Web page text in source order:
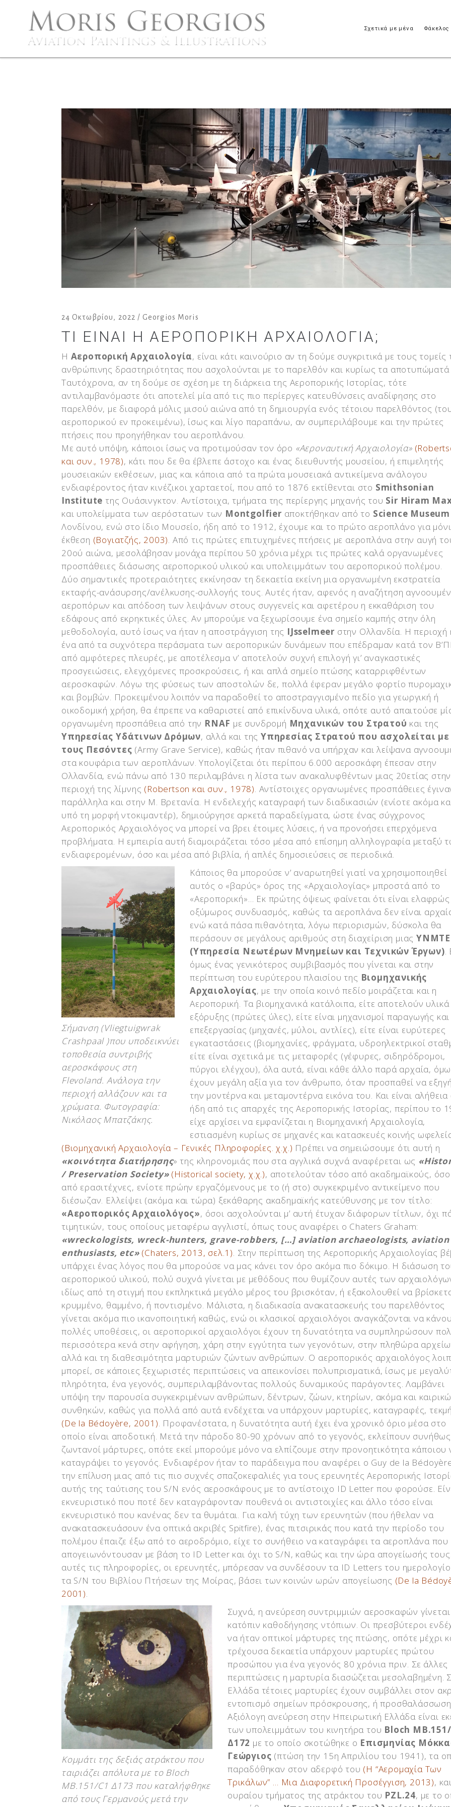
Σχετικά με μένα
24 Οκτωβρίου, 2022 Georgios Moris
ΤΙ ΕΊΝΑΙ Η ΑΕΡΟΠΟΡΙΚΉ ΑΡΧΑΙΟΛΟΓΊΑ;
Η Αεροπορική Αρχαιολογία, είναι κάτι καινούριο αν τη δούμε συγκριτικά με τους τομείς
ανθρώπινης δραστηριότητας που ασχολούνται με το παρελθόν και κυρίως τα αποτυπώματά
Ταυτόχρονα, αν τη δούμε σε σχέση με τη διάρκεια της Αεροπορικής Ιστορίας, τότε
αντιλαμβανόμαστε ότι αποτελεί μία από τις πιο περίεργες κατευθύνσεις αναδίφησης στο
παρελθόν, με διαφορά μόλις μισού αιώνα από τη δημιουργία ενός τέτοιου παρελθόντος
αεροπορικού εν προκειμένω), ίσως και λίγο παραπάνω, αν συμπεριλάβουμε και την πρώτες
πτήσεις που προηγήθηκαν του αεροπλάνου.
Με αυτό υπόψη, κάποιοι ίσως να προτιμούσαν τον όρο «Αεροναυτική Αρχαιολογία»
και συν., 1978), κάτι που δε θα έβλεπε άστοχο και ένας διευθυντής μουσείου, ή επιμελητής
μουσειακών εκθέσεων, μιας και κάποια από τα πρώτα μουσειακά αντικείμενα ανάλογου
ενδιαφέροντος ήταν κινέζικοι χαρταετοί, που από το 1876 εκτίθενται στο Smithsonian
Institute της Ουάσινγκτον. Αντίστοιχα, τμήματα της περίεργης μηχανής του Sir Hiram
και υπολείμματα των αερόστατων των Montgolfier αποκτήθηκαν από το Science Museum
Λονδίνου, ενώ στο ίδιο Μουσείο, ήδη από το 1912, έχουμε και το πρώτο αεροπλάνο για
έκθεση (Βογιατζής, 2003). Από τις πρώτες επιτυχημένες πτήσεις με αεροπλάνα στην αυγή
20ού αιώνα, μεσολάβησαν μονάχα περίπου 50 χρόνια μέχρι τις πρώτες καλά οργανωμένες
προσπάθειες διάσωσης αεροπορικού υλικού και υπολειμμάτων του αεροπορικού πολέμου.
Δύο σημαντικές προτεραιότητες εκκίνησαν τη δεκαετία εκείνη μια οργανωμένη εκστρατεία
εκταφής-ανάσυρσης/ανέλκυσης-συλλογής τους. Αυτές ήταν, αφενός η αναζήτηση
αεροπόρων και απόδοση των λειψάνων στους συγγενείς και αφετέρου η εκκαθάριση του
εδάφους από εκρηκτικές ύλες. Αν μπορούμε να ξεχωρίσουμε ένα σημείο καμπής στην όλη
μεθοδολογία, αυτό ίσως να ήταν η αποστράγγιση της IJsselmeer στην Ολλανδία. Η περιοχή
ένα από τα συχνότερα περάσματα των αεροπορικών δυνάμεων που επέδραμαν κατά τον
από αμφότερες πλευρές, με αποτέλεσμα ν’ αποτελούν συχνή επιλογή γι’ αναγκαστικές
προσγειώσεις, ελεγχόμενες προσκρούσεις, ή και απλά σημείο πτώσης καταρριφθέντων
αεροσκαφών. Λόγω της φύσεως των αποστολών δε, πολλά έφεραν μεγάλο φορτίο
και βομβών. Προκειμένου λοιπόν να παραδοθεί το αποστραγγισμένο πεδίο για γεωργική ή
οικοδομική χρήση, θα έπρεπε να καθαριστεί από επικίνδυνα υλικά, οπότε αυτό απαιτούσε
οργανωμένη προσπάθεια από την RNAF με συνδρομή Μηχανικών του Στρατού και της
Υπηρεσίας Υδάτινων Δρόμων, αλλά και τηςΥπηρεσίας Στρατού που ασχολείται με
τους Πεσόντες (Army Grave Service), καθώς ήταν πιθανό να υπήρχαν και λείψανα
στα κουφάρια των αεροπλάνων. Υπολογίζεται ότι περίπου 6.000 αεροσκάφη έπεσαν στην
Ολλανδία, ενώ πάνω από 130 περιλαμβάνει η λίστα των ανακαλυφθέντων μιας 20ετίας στην
περιοχή της λίμνης (Robertson και συν., 1978). Αντίστοιχες οργανωμένες προσπάθειες
παράλληλα και στην Μ. Βρετανία. Η ενδελεχής καταγραφή των διαδικασιών (ενίοτε ακόμα
υπό τη μορφή ντοκιμαντέρ), δημιούργησε αρκετά παραδείγματα, ώστε ένας σύγχρονος
Αεροπορικός Αρχαιολόγος να μπορεί να βρει έτοιμες λύσεις, ή να προνοήσει επερχόμενα
προβλήματα. Η εμπειρία αυτή διαμοιράζεται τόσο μέσα από επίσημη αλληλογραφία μεταξύ
ενδιαφερομένων, όσο και μέσα από βιβλία, ή απλές δημοσιεύσεις σε περιοδικά.
Σήμανση (Vliegtuigwrak
Crashpaal )που υποδεικνύει
τοποθεσία συντριβής
αεροσκάφους στη
Flevoland. Ανάλογα την
περιοχή αλλάζουν και τα
χρώματα. Φωτογραφία:
Νικόλαος Μπατζάκης.
Κάποιος θα μπορούσε ν’ αναρωτηθεί γιατί να χρησιμοποιηθεί
αυτός ο «βαρύς» όρος της «Αρχαιολογίας» μπροστά από το
«Αεροπορική»… Εκ πρώτης όψεως φαίνεται ότι είναι ελαφρώς
οξύμωρος συνδυασμός, καθώς τα αεροπλάνα δεν είναι
ενώ κατά πάσα πιθανότητα, λόγω περιορισμών, δύσκολα θα
περάσουν σε μεγάλους αριθμούς στη διαχείριση μιας ΥΝΜΤΕ
(Υπηρεσία Νεωτέρων Μνημείων και Τεχνικών Έργων).
όμως ένας γενικότερος συμβιβασμός που γίνεται και στην
περίπτωση του ευρύτερου πλαισίου της Βιομηχανικής
Αρχαιολογίας, με την οποία κοινό πεδίο μοιράζεται και η
Αεροπορική. Tα βιομηχανικά κατάλοιπα, είτε αποτελούν υλικά
εξόρυξης (πρώτες ύλες), είτε είναι μηχανισμοί παραγωγής και
επεξεργασίας (μηχανές, μύλοι, αντλίες), είτε είναι ευρύτερες
εγκαταστάσεις (βιομηχανίες, φράγματα, υδροηλεκτρικοί
είτε είναι σχετικά με τις μεταφορές (γέφυρες, σιδηρόδρομοι,
πύργοι ελέγχου), όλα αυτά, είναι κάθε άλλο παρά αρχαία,
έχουν μεγάλη αξία για τον άνθρωπο, όταν προσπαθεί να
την μοντέρνα και μεταμοντέρνα εικόνα του. Και είναι αλήθεια
ήδη από τις απαρχές της Αεροπορικής Ιστορίας, περίπου το
είχε αρχίσει να εμφανίζεται η Βιομηχανική Αρχαιολογία,
εστιασμένη κυρίως σε μηχανές και κατασκευές κοινής
(Βιομηχανική Αρχαιολογία – Γενικές Πληροφορίες. χ.χ.) Πρέπει να σημειώσουμε ότι αυτή η
«κοινότητα διατήρησης» της κληρονομιάς που στα αγγλικά συχνά αναφέρεται ως
/ Preservation Society» (Historical society, χ.χ.), αποτελούταν τόσο από ακαδημαϊκούς, όσο
από ερασιτέχνες, ενίοτε πρώην εργαζόμενους με το (ή στο) συγκεκριμένο αντικείμενο που
διέσωζαν. Ελλείψει (ακόμα και τώρα) ξεκάθαρης ακαδημαϊκής κατεύθυνσης με τον τίτλο:
«Αεροπορικός Αρχαιολόγος», όσοι ασχολούνται μ’ αυτή έτυχαν διάφορων τίτλων, όχι
τιμητικών, τους οποίους μεταφέρω αγγλιστί, όπως τους αναφέρει ο Chaters Graham:
«wreckologists, wreck-hunters, grave-robbers, […] aviation archaeologists, aviation
enthusiasts, etc» (Chaters, 2013, σελ.1). Στην περίπτωση της Αεροπορικής Αρχαιολογίας
υπάρχει ένας λόγος που θα μπορούσε να μας κάνει τον όρο ακόμα πιο δόκιμο. Η διάσωση
αεροπορικού υλικού, πολύ συχνά γίνεται με μεθόδους που θυμίζουν αυτές των
ιδίως από τη στιγμή που εκπληκτικά μεγάλο μέρος του βρισκόταν, ή εξακολουθεί να
κρυμμένο, θαμμένο, ή ποντισμένο. Μάλιστα, η διαδικασία ανακατασκευής του παρελθόντος
γίνεται ακόμα πιο ικανοποιητική καθώς, ενώ οι κλασικοί αρχαιολόγοι αναγκάζονται να
πολλές υποθέσεις, οι αεροπορικοί αρχαιολόγοι έχουν τη δυνατότητα να συμπληρώσουν
περισσότερα κενά στην αφήγηση, χάρη στην εγγύτητα των γεγονότων, στην πληθώρα
αλλά και τη διαθεσιμότητα μαρτυριών ζώντων ανθρώπων. Ο αεροπορικός αρχαιολόγος
μπορεί, σε κάποιες ξεχωριστές περιπτώσεις να απεικονίσει πολυπρισματικά, ίσως με
πληρότητα, ένα γεγονός, συμπεριλαμβάνοντας πολλούς δυναμικούς παράγοντες. Λαμβάνει
υπόψη την παρουσία συγκεκριμένων ανθρώπων, δέντρων, ζώων, κτηρίων, ακόμα και
συνθηκών, καθώς για πολλά από αυτά ενδέχεται να υπάρχουν μαρτυρίες, καταγραφές,
(De la Bédoyère, 2001). Προφανέστατα, η δυνατότητα αυτή έχει ένα χρονικό όριο μέσα στο
οποίο είναι αποδοτική. Μετά την πάροδο 80-90 χρόνων από το γεγονός, εκλείπουν
ζωντανοί μάρτυρες, οπότε εκεί μπορούμε μόνο να ελπίζουμε στην προνοητικότητα κάποιου
καταγράψει το γεγονός. Ενδιαφέρον ήταν το παράδειγμα που αναφέρει ο Guy de la
την επίλυση μιας από τις πιο συχνές σπαζοκεφαλιές για τους ερευνητές Αεροπορικής
αυτής της ταύτισης του S/N ενός αεροσκάφους με το αντίστοιχο ID Letter που φορούσε.
εκνευριστικό που ποτέ δεν καταγράφονταν πουθενά οι αντιστοιχίες και άλλο τόσο είναι
εκνευριστικό που κανένας δεν τα θυμάται. Για καλή τύχη των ερευνητών (που ήθελαν να
ανακατασκευάσουν ένα οπτικά ακριβές Spitfire), ένας πιτσιρικάς που κατά την περίοδο του
πολέμου έπαιζε έξω από το αεροδρόμιο, είχε το συνήθειο να καταγράφει τα αεροπλάνα που
απογειωνόντουσαν με βάση το ID Letter και όχι το S/N, καθώς και την ώρα απογείωσής
αυτές τις πληροφορίες, οι ερευνητές, μπόρεσαν να συνδέσουν τα ID Letters του
τα S/N του Βιβλίου Πτήσεων της Μοίρας, βάσει των κοινών ωρών απογείωσης (De la
2001).
Κομμάτι της δεξιάς ατράκτου που
ταιριάζει απόλυτα με το Bloch
MB.151/C1 Δ173 που καταλήφθηκε
από τους Γερμανούς μετά την
Συχνά, η ανεύρεση συντριμμιών αεροσκαφών γίνεται
κατόπιν καθοδήγησης ντόπιων. Οι πρεσβύτεροι
να ήταν οπτικοί μάρτυρες της πτώσης, οπότε μέχρι
τρέχουσα δεκαετία υπάρχουν μαρτυρίες πρώτου
προσώπου για ένα γεγονός 80 χρόνια πριν. Σε άλλες
περιπτώσεις η μαρτυρία διασώζεται μεσολαβημένη.
Ελλάδα τέτοιες μαρτυρίες έχουν συμβάλλει στον
εντοπισμό σημείων πρόσκρουσης, ή
Αξιόλογη ανεύρεση στην Ηπειρωτική Ελλάδα είναι
των υπολειμμάτων του κινητήρα του Bloch MB.151/
Δ172 με το οποίο σκοτώθηκε ο Επισμηνίας
Γεώργιος (πτώση την 15η Απριλίου του 1941), τα
παραδόθηκαν στον αδερφό του (Η “Αερομαχία Των
Τρικάλων” … Μια Διαφορετική Προσέγγιση, 2013),
ουραίου τμήματος της ατράκτου του PZL.24, με το